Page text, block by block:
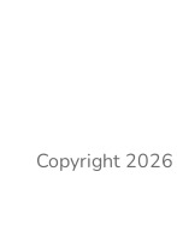
Copyright 2026